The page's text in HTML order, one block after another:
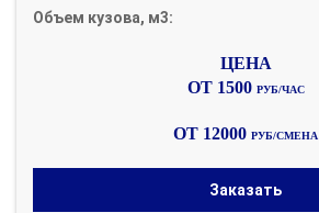
Объем кузова, м3:
ОТ 1500 РУБ/ЧАС
ОТ 12000 РУБ/СМЕНА
Заказать